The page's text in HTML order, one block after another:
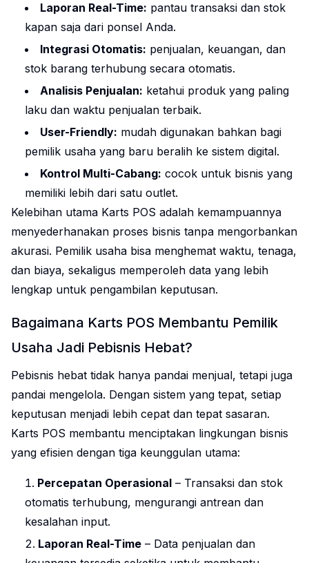
Laporan Real-Time: pantau transaksi dan stok
kapan saja dari ponsel Anda.
Integrasi Otomatis: penjualan, keuangan, dan
stok barang terhubung secara otomatis.
Analisis Penjualan: ketahui produk yang paling
laku dan waktu penjualan terbaik.
User-Friendly: mudah digunakan bahkan bagi
pemilik usaha yang baru beralih ke sistem digital.
Kontrol Multi-Cabang: cocok untuk bisnis yang
memiliki lebih dari satu outlet.
Kelebihan utama Karts POS adalah kemampuannya
menyederhanakan proses bisnis tanpa mengorbankan
akurasi. Pemilik usaha bisa menghemat waktu, tenaga,
dan biaya, sekaligus memperoleh data yang lebih
lengkap untuk pengambilan keputusan.
Bagaimana Karts POS Membantu Pemilik
Usaha Jadi Pebisnis Hebat?
Pebisnis hebat tidak hanya pandai menjual, tetapi juga
pandai mengelola. Dengan sistem yang tepat, setiap
keputusan menjadi lebih cepat dan tepat sasaran.
Karts POS membantu menciptakan lingkungan bisnis
yang efisien dengan tiga keunggulan utama:
Percepatan Operasional – Transaksi dan stok
otomatis terhubung, mengurangi antrean dan
kesalahan input.
Laporan Real-Time – Data penjualan dan